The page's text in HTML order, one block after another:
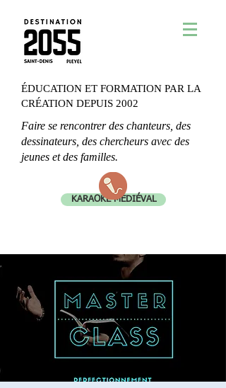
ÉDUCATION ET FORMATION PAR LA
CRÉATION DEPUIS 2002
Faire se rencontrer des chanteurs, des
dessinateurs, des chercheurs avec des
jeunes et des familles.
KARAOKÉ MÉDIÉVAL